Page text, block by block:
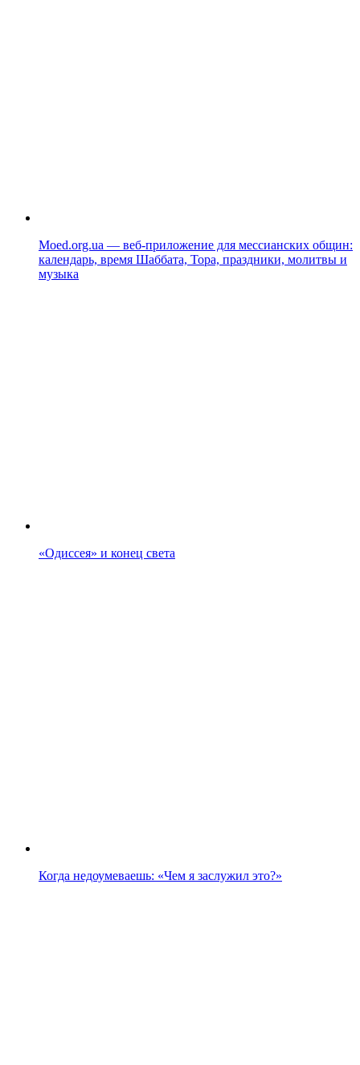
Moed.org.ua — веб-приложение для мессианских общин:
календарь, время Шаббата, Тора, праздники, молитвы и
музыка
«Одиссея» и конец света
Когда недоумеваешь: «Чем я заслужил это?»